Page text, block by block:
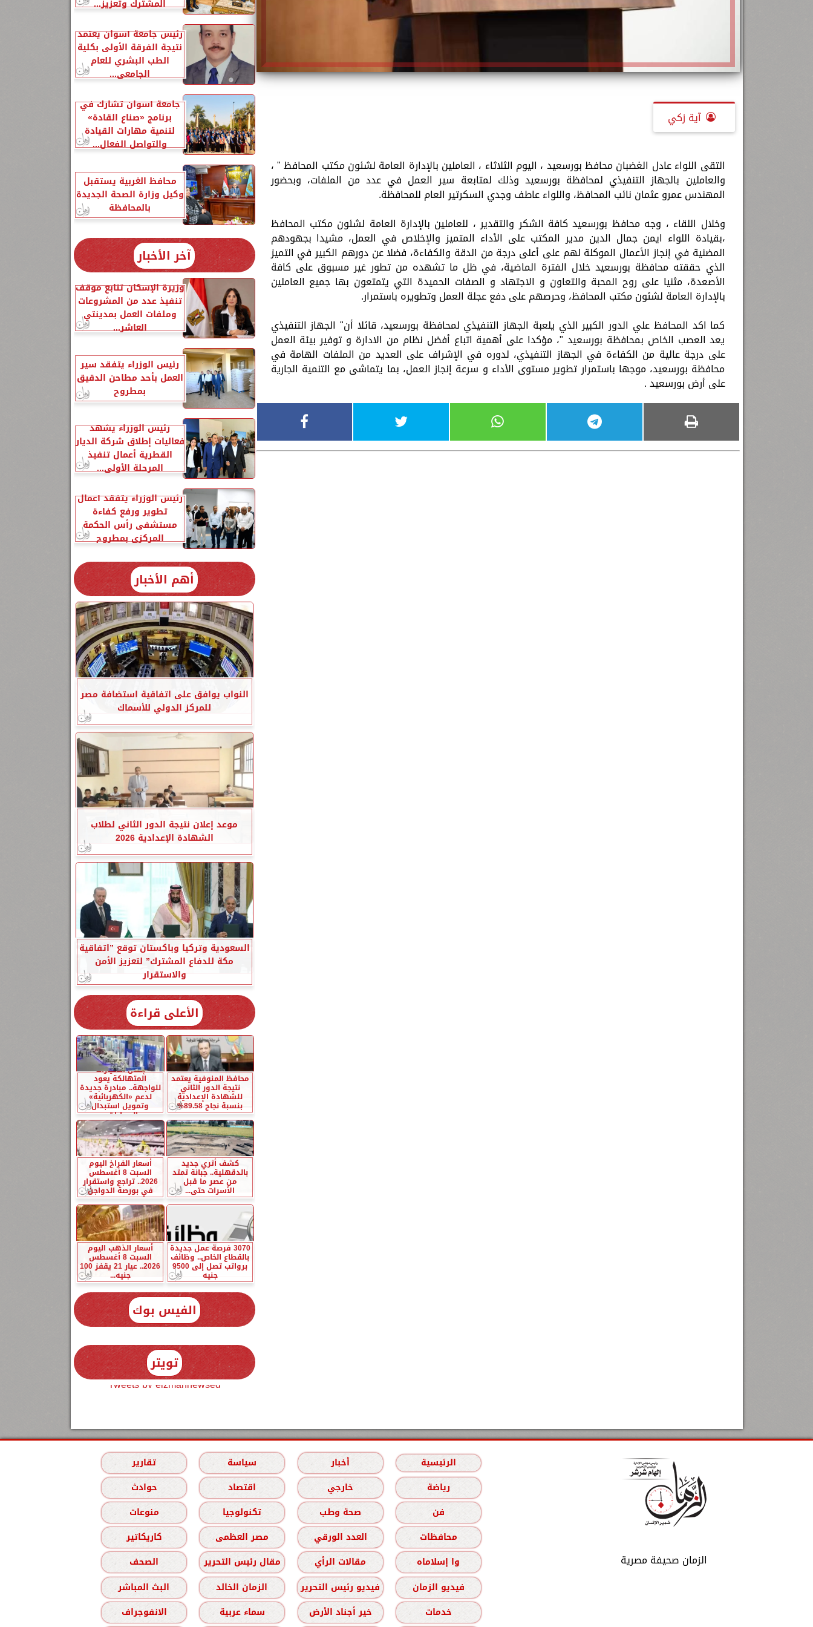
آية زكي
التقى اللواء عادل الغضبان محافظ بورسعيد ، اليوم الثلاثاء ، العاملين بالإدارة العامة لشئون مكتب المحافظ " ،
والعاملين بالجهاز التنفيذي لمحافظة بورسعيد وذلك لمتابعة سير العمل في عدد من الملفات، وبحضور
المهندس عمرو عثمان نائب المحافظ، واللواء عاطف وجدي السكرتير العام للمحافظة.
وخلال اللقاء ، وجه محافظ بورسعيد كافة الشكر والتقدير ، للعاملين بالإدارة العامة لشئون مكتب المحافظ
،بقيادة اللواء ايمن جمال الدين مدير المكتب على الأداء المتميز والإخلاص في العمل، مشيدا بجهودهم
المضنية في إنجاز الأعمال الموكلة لهم على أعلى درجة من الدقة والكفاءة، فضلا عن دورهم الكبير في التميز
الذي حققته محافظة بورسعيد خلال الفترة الماضية، في ظل ما تشهده من تطور غير مسبوق على كافة
الأصعدة، مثنيا على روح المحبة والتعاون و الاجتهاد و الصفات الحميدة التي يتمتعون بها جميع العاملين
بالإدارة العامة لشئون مكتب المحافظ، وحرصهم على دفع عجلة العمل وتطويره باستمرار.
كما اكد المحافظ علي الدور الكبير الذي يلعبة الجهاز التنفيذي لمحافظة بورسعيد، قائلا أن" الجهاز التنفيذي
يعد العصب الخاص بمحافظة بورسعيد "، مؤكدا على أهمية اتباع أفضل نظام من الادارة و توفير بيئة العمل
على درجة عالية من الكفاءة في الجهاز التنفيذي، لدوره في الإشراف على العديد من الملفات الهامة في
محافظة بورسعيد، موجها باستمرار تطوير مستوى الأداء و سرعة إنجاز العمل، بما يتماشى مع التنمية الجارية
على أرض بورسعيد .
المشترك وتعزيز...
رئيس جامعة أسوان يعتمد
نتيجة الفرقة الأولى بكلية
الطب البشري للعام
الجامعي...
جامعة أسوان تشارك في
برنامج «صناع القادة»
لتنمية مهارات القيادة
والتواصل الفعال...
محافظ الغربية يستقبل
وكيل وزارة الصحة الجديدة
بالمحافظة
آخر الأخبار
وزيرة الإسكان تتابع موقف
تنفيذ عدد من المشروعات
وملفات العمل بمدينتي
العاشر...
رئيس الوزراء يتفقد سير
العمل بأحد مطاحن الدقيق
بمطروح
رئيس الوزراء يشهد
فعاليات إطلاق شركة الديار
القطرية أعمال تنفيذ
المرحلة الأولى...
رئيس الوزراء يتفقد أعمال
تطوير ورفع كفاءة
مستشفى رأس الحكمة
المركزي بمطروح
أهم الأخبار
النواب يوافق على اتفاقية استضافة مصر
للمركز الدولي للأسماك
موعد إعلان نتيجة الدور الثاني لطلاب
الشهادة الإعدادية 2026
السعودية وتركيا وباكستان توقع ”اتفاقية
مكة للدفاع المشترك” لتعزيز الأمن
والاستقرار
الأعلى قراءة
محافظ المنوفية يعتمد
نتيجة الدور الثاني
للشهادة الإعدادية
بنسبة نجاح 89.58%
إحلال السيارات
المتهالكة يعود
للواجهة.. مبادرة جديدة
لدعم «الكهربائية»
وتمويل استبدال
السيارات...
كشف أثري جديد
بالدقهلية.. جبانة تمتد
من عصر ما قبل
الأسرات حتى...
أسعار الفراخ اليوم
السبت 8 أغسطس
2026.. تراجع واستقرار
في بورصة الدواجن
3070 فرصة عمل جديدة
بالقطاع الخاص.. وظائف
برواتب تصل إلى 9500
جنيه
أسعار الذهب اليوم
السبت 8 أغسطس
2026.. عيار 21 يقفز 100
جنيه...
الفيس بوك
تويتر
Tweets by elzmannewseg
الزمان صحيفة مصرية
الرئيسية أخبار سياسة
تقارير
رياضة
خارجي اقتصاد
حوادث
فن
صحة وطب تكنولوجيا
منوعات
محافظات
العدد الورقي مصر العظمى
كاريكاتير
وا إسلاماه
مقالات الرأي مقال رئيس التحرير
الصحف
فيديو الزمان
فيديو رئيس التحرير الزمان الخالد
البث المباشر
خدمات
خير أجناد الأرض سماء عربية الانفوجراف